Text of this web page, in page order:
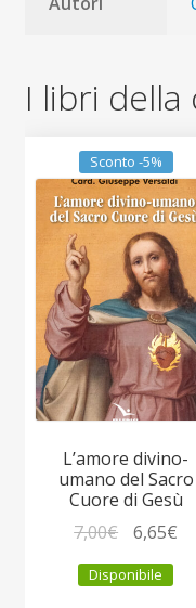
I libri
Sconto -5%
L’amore divino-
umano del Sacro
Cuore di Gesù
7,00€
prezzo
originale
6,65€
Disponibile